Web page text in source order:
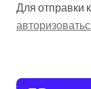
Для отправки